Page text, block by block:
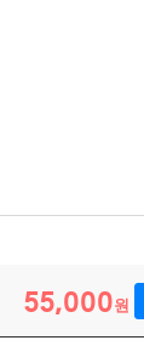
55,000원